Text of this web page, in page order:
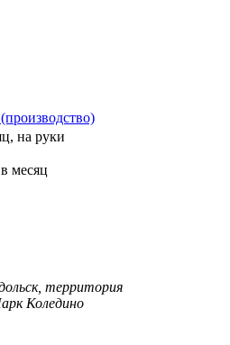
на руки
месяц
территория
Коледино